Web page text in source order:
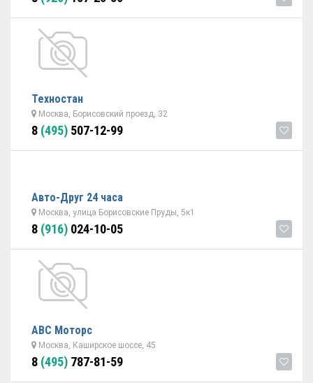
Техностан
Москва, Борисовский проезд, 32
8 (495) 507-12-99
Авто-Друг 24 часа
Москва, улица Борисовские Пруды, 5к1
8 (916) 024-10-05
АВС Моторс
Москва, Каширское шоссе, 45
8 (495) 787-81-59